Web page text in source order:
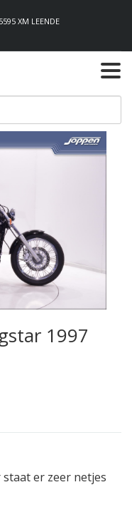
XM LEENDE
1997
staat er zeer netjes